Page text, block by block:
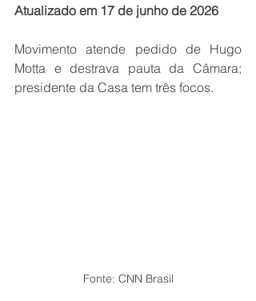
Atualizado em 17 de junho de 2026
Movimento atende pedido de Hugo
Motta e destrava pauta da Câmara;
presidente da Casa tem três focos.
Fonte: CNN Brasil